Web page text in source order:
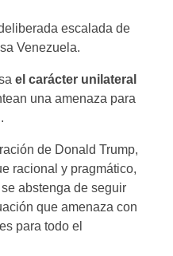
escalada de
Venezuela.
el carácter unilateral
una amenaza para
de Donald Trump,
racional y pragmático,
abstenga de seguir
que amenaza con
para todo el